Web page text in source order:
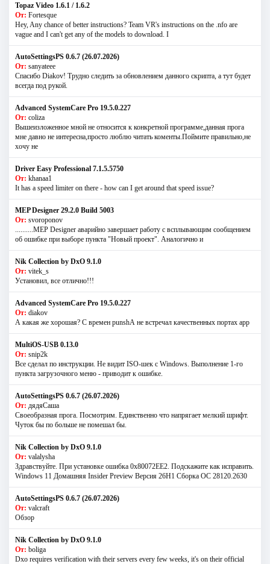
Topaz Video 1.6.1 / 1.6.2
От: Fortesque
Hey, Any chance of better instructions? Team VR's instructions on the .nfo are
vague and I can't get any of the models to download. I
AutoSettingsPS 0.6.7 (26.07.2026)
От: sanyateee
Спасибо Diakov! Трудно следить за обновлением данного скрипта, а тут будет
всегда под рукой.
Advanced SystemCare Pro 19.5.0.227
От: coliza
Вышеизложенное мной не относится к конкретной программе,данная прога
мне давно не интересна,просто люблю читать коменты.Поймите правильно,не
хочу не
Driver Easy Professional 7.1.5.5750
От: khanaa1
It has a speed limiter on there - how can I get around that speed issue?
MEP Designer 29.2.0 Build 5003
От: svoroponov
..........MEP Designer аварийно завершает работу с всплывающим сообщением
об ошибке при выборе пункта "Новый проект". Аналогично и
Nik Collection by DxO 9.1.0
От: vitek_s
Установил, все отлично!!!
Advanced SystemCare Pro 19.5.0.227
От: diakov
А какая же хорошая? С времен punshА не встречал качественных портах app
MultiOS-USB 0.13.0
От: snip2k
Все сделал по инструкции. Не видит ISO-шек с Windows. Выполнение 1-го
пункта загрузочного меню - приводит к ошибке.
AutoSettingsPS 0.6.7 (26.07.2026)
От: дядяСаша
Своеобразная прога. Посмотрим. Единственно что напрягает мелкий шрифт.
Чуток бы по больше не помешал бы.
Nik Collection by DxO 9.1.0
От: valalysha
Здравствуйте. При установке ошибка 0х80072EE2. Подскажите как исправить.
Windows 11 Домашняя Insider Preview Версия 26H1 Сборка ОС 28120.2630
AutoSettingsPS 0.6.7 (26.07.2026)
От: valcraft
Обзор
Nik Collection by DxO 9.1.0
От: boliga
Dxo requires verification with their servers every few weeks, it's on their official